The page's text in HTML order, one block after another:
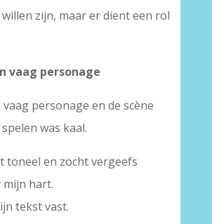
willen zijn, maar er dient een rol
vaag personage
vaag personage en de scène
was kaal.
toneel en zocht vergeefs
mijn hart.
tekst vast.